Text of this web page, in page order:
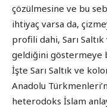
çözülmesine ve bu
ihtiyaç varsa da,
profili dahi, Sarı
geldiğini göstermeye
İşte Sarı Saltık ve
Anadolu
heterodoks İslam